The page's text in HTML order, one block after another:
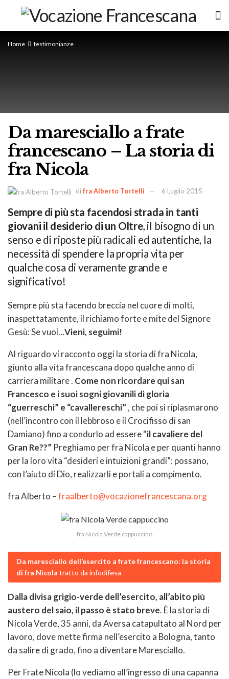
Home testimonianze
Da maresciallo a frate
francescano – La storia di
fra Nicola
difra Alberto Tortelli 6 Luglio 2015
Sempre di più sta facendosi strada in tanti
giovani il desiderio di un Oltre, il bisogno di un
senso e di riposte più radicali ed autentiche, la
necessità di spendere la propria vita per
qualche cosa di veramente grande e
significativo!
Sempre più sta facendo breccia nel cuore di molti,
inaspettatamente, il richiamo forte e mite del Signore
Gesù: Se vuoi…Vieni, seguimi!
Al riguardo vi racconto oggi la storia di fra Nicola,
giunto alla vita francescana dopo qualche anno di
carriera militare . Come non ricordare qui san
Francesco e i suoi sogni giovanili di gloria
“guerreschi” e “cavallereschi” , che poi si riplasmarono
(nell’incontro con il lebbroso e il Crocifisso di san
Damiano) fino a condurlo ad essere “il cavaliere del
Gran Re??” Preghiamo per fra Nicola e per quanti hanno
per la loro vita “desideri e intuizioni grandi”: possano,
con l’aiuto di Dio, realizzarli e portali a compimento.
fra Alberto –fraalberto@vocazionefrancescana.org
fra Nicola Verde cappuccino
Da maresciallo dell’esercito a frate francescano: la storia
di fra Nicola tratto da infodifesa
Dalla divisa grigio-verde dell’esercito, all’abito più
austero del saio, il passo è stato breve. È la storia di
Nicola Verde, 35 anni, da Aversa catapultato al Nord per
lavoro, dove mette firma nell’esercito a Bologna, tanto
da salire di grado, fino a diventare Maresciallo.
Per Frate Nicola (lo vediamo all’ingresso di una capanna